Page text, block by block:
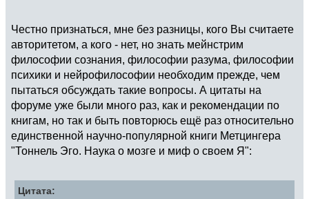
Честно признаться, мне без разницы, кого Вы считаете
авторитетом, а кого - нет, но знать мейнстрим
философии сознания, философии разума, философии
психики и нейрофилософии необходим прежде, чем
пытаться обсуждать такие вопросы. А цитаты на
форуме уже были много раз, как и рекомендации по
книгам, но так и быть повторюсь ещё раз относительно
единственной научно-популярной книги Метцингера
"Тоннель Эго. Наука о мозге и миф о своем Я":
Цитата: